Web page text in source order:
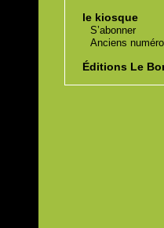
le kiosque
S’abonner
Anciens
Éditions Le